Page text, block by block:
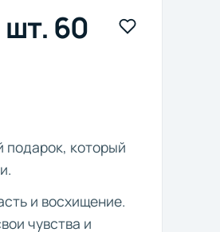
шт. 60
подарок, который
и восхищение.
чувства и